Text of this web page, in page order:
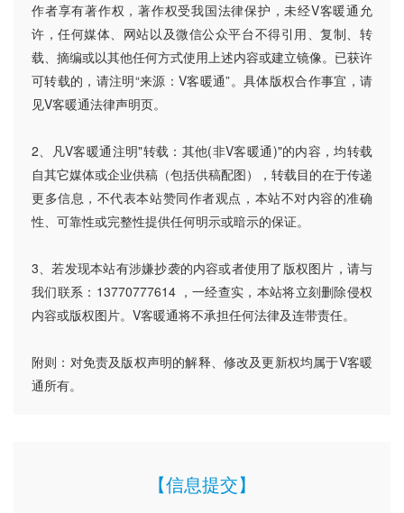
作者享有著作权，著作权受我国法律保护，未经V客暖通允
许，任何媒体、网站以及微信公众平台不得引用、复制、转
载、摘编或以其他任何方式使用上述内容或建立镜像。已获许
可转载的，请注明“来源：V客暖通”。具体版权合作事宜，请
见V客暖通法律声明页。
2、凡V客暖通注明"转载：其他(非V客暖通)"的内容，均转载
自其它媒体或企业供稿（包括供稿配图），转载目的在于传递
更多信息，不代表本站赞同作者观点，本站不对内容的准确
性、可靠性或完整性提供任何明示或暗示的保证。
3、若发现本站有涉嫌抄袭的内容或者使用了版权图片，请与
我们联系：13770777614 ，一经查实，本站将立刻删除侵权
内容或版权图片。V客暖通将不承担任何法律及连带责任。
附则：对免责及版权声明的解释、修改及更新权均属于V客暖
通所有。